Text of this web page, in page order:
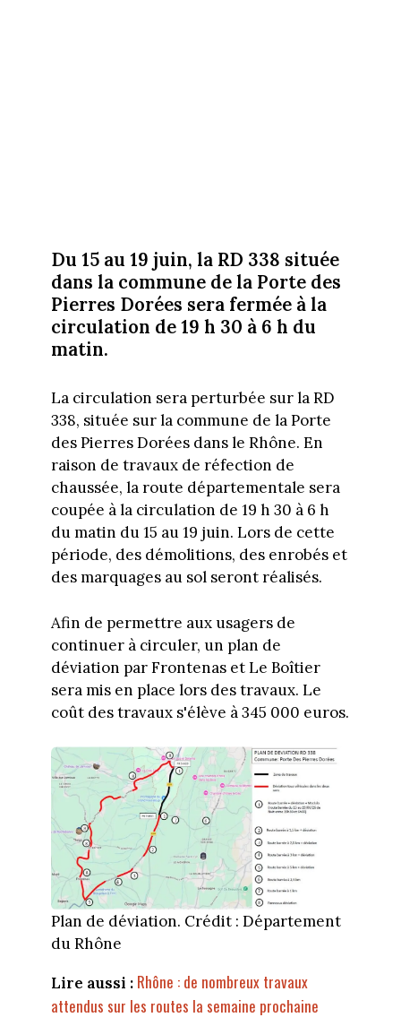
Du 15 au 19 juin, la RD 338 située
dans la commune de la Porte des
Pierres Dorées sera fermée à la
circulation de 19 h 30 à 6 h du
matin.
La circulation sera perturbée sur la RD
338, située sur la commune de la Porte
des Pierres Dorées dans le Rhône. En
raison de travaux de réfection de
chaussée, la route départementale sera
coupée à la circulation de 19 h 30 à 6 h
du matin du 15 au 19 juin. Lors de cette
période, des démolitions, des enrobés et
des marquages au sol seront réalisés.
Afin de permettre aux usagers de
continuer à circuler, un plan de
déviation par Frontenas et Le Boîtier
sera mis en place lors des travaux. Le
coût des travaux s'élève à 345 000 euros.
Plan de déviation. Crédit : Département
du Rhône
Lire aussi : Rhône : de nombreux travaux
attendus sur les routes la semaine prochaine